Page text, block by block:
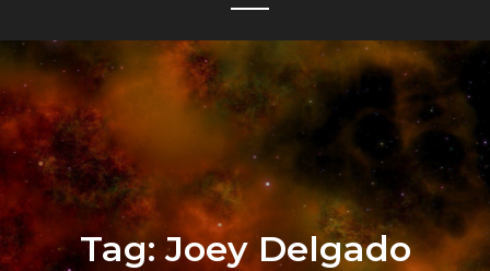
Tag:Joey Delgado